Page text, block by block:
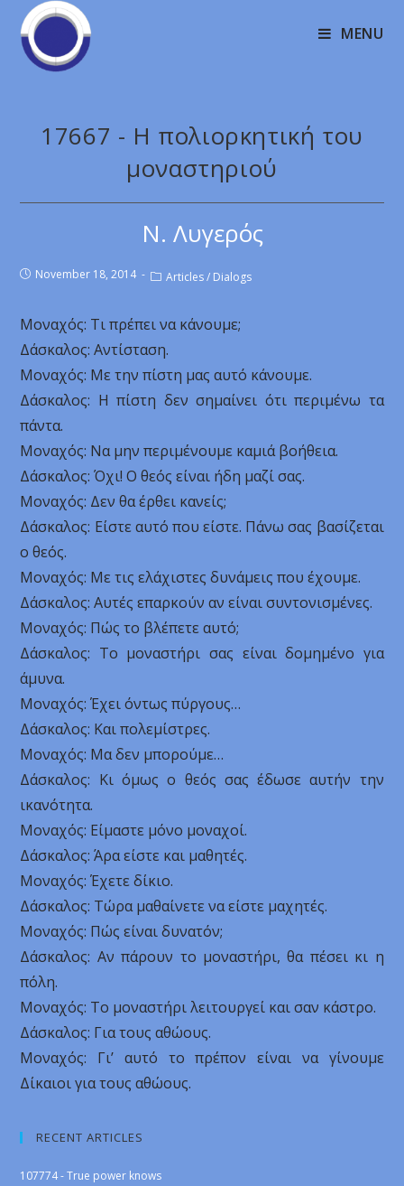
MENU
17667 - Η πολιορκητική του
μοναστηριού
Ν. Λυγερός
November 18, 2014 Articles / Dialogs
Μοναχός: Τι πρέπει να κάνουμε;
Δάσκαλος: Αντίσταση.
Μοναχός: Με την πίστη μας αυτό κάνουμε.
Δάσκαλος: Η πίστη δεν σημαίνει ότι περιμένω τα
πάντα.
Μοναχός: Να μην περιμένουμε καμιά βοήθεια.
Δάσκαλος: Όχι! Ο θεός είναι ήδη μαζί σας.
Μοναχός: Δεν θα έρθει κανείς;
Δάσκαλος: Είστε αυτό που είστε. Πάνω σας βασίζεται
ο θεός.
Μοναχός: Με τις ελάχιστες δυνάμεις που έχουμε.
Δάσκαλος: Αυτές επαρκούν αν είναι συντονισμένες.
Μοναχός: Πώς το βλέπετε αυτό;
Δάσκαλος: Το μοναστήρι σας είναι δομημένο για
άμυνα.
Μοναχός: Έχει όντως πύργους…
Δάσκαλος: Και πολεμίστρες.
Μοναχός: Μα δεν μπορούμε…
Δάσκαλος: Κι όμως ο θεός σας έδωσε αυτήν την
ικανότητα.
Μοναχός: Είμαστε μόνο μοναχοί.
Δάσκαλος: Άρα είστε και μαθητές.
Μοναχός: Έχετε δίκιο.
Δάσκαλος: Τώρα μαθαίνετε να είστε μαχητές.
Μοναχός: Πώς είναι δυνατόν;
Δάσκαλος: Αν πάρουν το μοναστήρι, θα πέσει κι η
πόλη.
Μοναχός: Το μοναστήρι λειτουργεί και σαν κάστρο.
Δάσκαλος: Για τους αθώους.
Μοναχός: Γι’ αυτό το πρέπον είναι να γίνουμε
Δίκαιοι για τους αθώους.
RECENT ARTICLES
107774 - True power knows